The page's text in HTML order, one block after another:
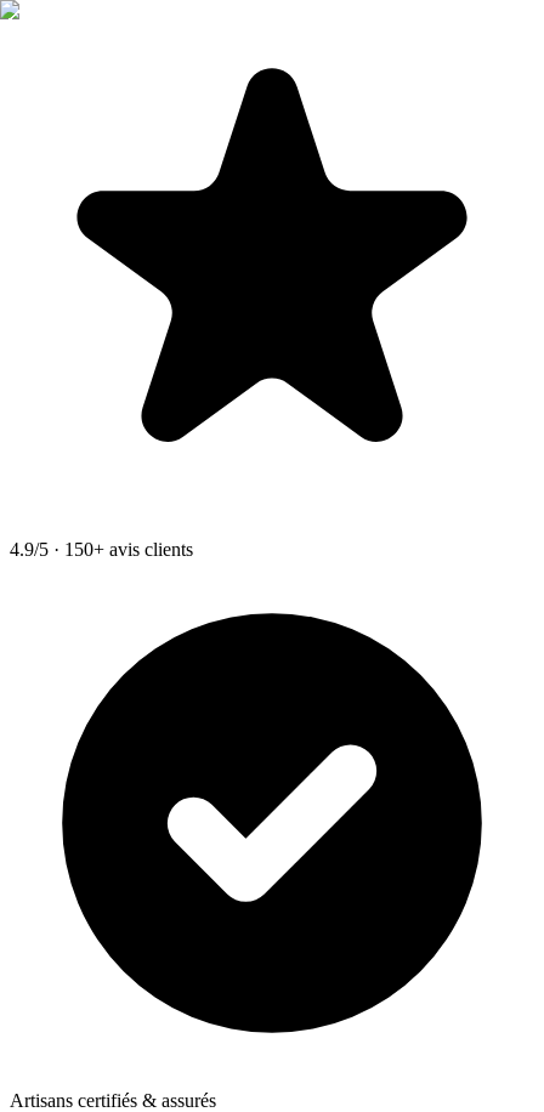
4.9/5 · 150+ avis clients
Artisans certifiés & assurés